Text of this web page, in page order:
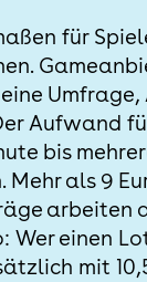
für
Aufwand
bis
als 9
Wer einen
mit